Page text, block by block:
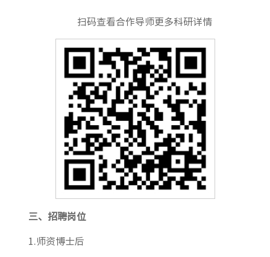
扫码查看合作导师更多科研详情
三、招聘岗位
1.师资博士后